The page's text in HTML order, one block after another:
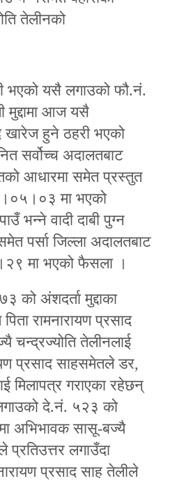
तेलीनको
भएको यसै लगाउको फौ.नं.
मुद्दामा आज यसै
खारेज हुने ठहरी भएको
सर्वोच्च अदालतबाट
आधारमा समेत प्रस्तुत
मा भएको
भन्‍ने वादी दाबी पुग्न
पर्सा जिल्ला अदालतबाट
मा भएको फैसला ।
को अंशदर्ता मुद्दाका
पिता रामनारायण प्रसाद
चन्द्रज्योति तेलीनलाई
प्रसाद साहसमेतले डर,
मिलापत्र गराएका रहेछन्
दे.नं. ५२३ को
अभिभावक सासू-बज्यै
प्रतिउत्तर लगाउँदा
प्रसाद साह तेलीले